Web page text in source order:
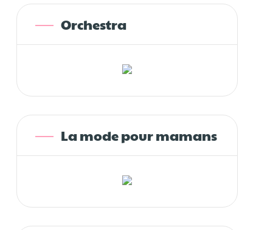
Orchestra
La mode pour mamans